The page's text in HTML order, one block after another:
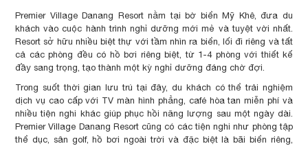
Premier Village Danang Resort nằm tại bờ biển Mỹ Khê, đưa du
khách vào cuộc hành trình nghỉ dưỡng mới mẻ và tuyệt vời nhất.
Resort sở hữu nhiều biệt thự với tầm nhìn ra biển, lối đi riêng và tất
cả các phòng đều có hồ bơi riêng biệt, từ 1-4 phòng với thiết kế
đầy sang trọng, tạo thành một kỳ nghỉ dưỡng đáng chờ đợi.
Trong suốt thời gian lưu trú tại đây, du khách có thể trải nghiệm
dịch vụ cao cấp với TV màn hình phẳng, café hòa tan miễn phí và
nhiều tiện nghi khác giúp phục hồi năng lượng sau một ngày dài.
Premier Village Danang Resort cũng có các tiện nghi như phòng tập
thể dục, sân golf, hồ bơi ngoài trời và đặc biệt là bãi biển riêng,